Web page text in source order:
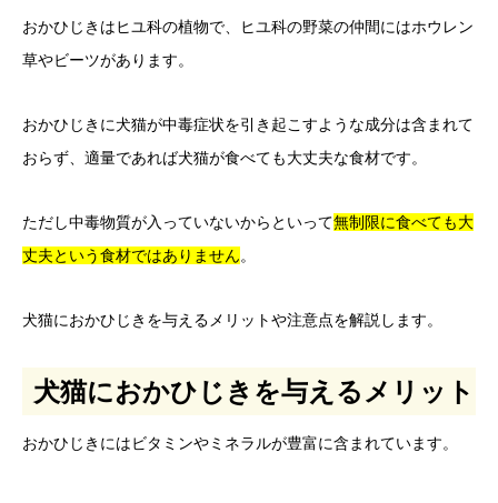
おかひじきはヒユ科の植物で、ヒユ科の野菜の仲間にはホウレン
草やビーツがあります。
おかひじきに犬猫が中毒症状を引き起こすような成分は含まれて
おらず、適量であれば犬猫が食べても大丈夫な食材です。
ただし中毒物質が入っていないからといって無制限に食べても大
丈夫という食材ではありません。
犬猫におかひじきを与えるメリットや注意点を解説します。
犬猫におかひじきを与えるメリット
おかひじきにはビタミンやミネラルが豊富に含まれています。